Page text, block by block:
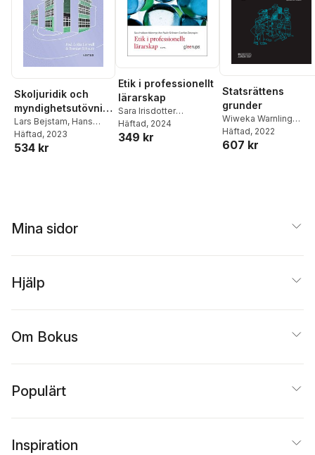
Skoljuridik och
myndighetsutövnin
g : några
rättsvetenskapliga
uppsatser om
Lars Bejstam, Hans
Eklund, Victoria Enkvist
Anna Gustafsson
Häftad, 2023
534 kr
Etik i professionellt
lärarskap
Sara Irisdotter
Aldenmyr,Ann Paulin
Kirsten Grønlien
Häftad, 2024
349 kr
Statsrättens
grunder
Wiweka Warnling
Conradson,Hedvig
Bernitz,Lena
Häftad, 2022
607 kr
Mina sidor
Hjälp
Om Bokus
Populärt
Inspiration